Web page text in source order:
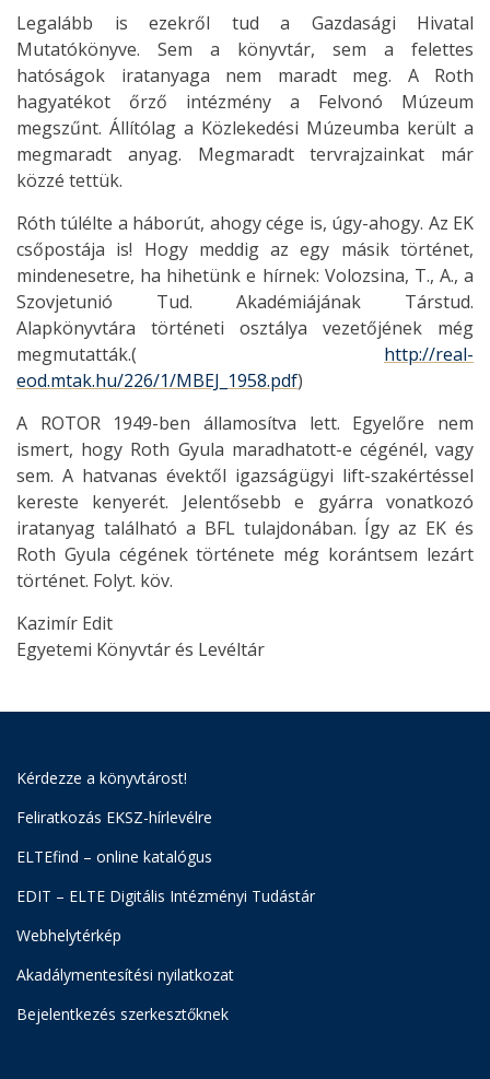
Legalább is ezekről tud a Gazdasági Hivatal
Mutatókönyve. Sem a könyvtár, sem a felettes
hatóságok iratanyaga nem maradt meg. A Roth
hagyatékot őrző intézmény a Felvonó Múzeum
megszűnt. Állítólag a Közlekedési Múzeumba került a
megmaradt anyag. Megmaradt tervrajzainkat már
közzé tettük.
Róth túlélte a háborút, ahogy cége is, úgy-ahogy. Az EK
csőpostája is! Hogy meddig az egy másik történet,
mindenesetre, ha hihetünk e hírnek: Volozsina, T., A., a
Szovjetunió Tud. Akadémiájának Társtud.
Alapkönyvtára történeti osztálya vezetőjének még
megmutatták.( http://real-
eod.mtak.hu/226/1/MBEJ_1958.pdf)
A ROTOR 1949-ben államosítva lett. Egyelőre nem
ismert, hogy Roth Gyula maradhatott-e cégénél, vagy
sem. A hatvanas évektől igazságügyi lift-szakértéssel
kereste kenyerét. Jelentősebb e gyárra vonatkozó
iratanyag található a BFL tulajdonában. Így az EK és
Roth Gyula cégének története még korántsem lezárt
történet. Folyt. köv.
Kazimír Edit
Egyetemi Könyvtár és Levéltár
Kérdezze a könyvtárost!
Feliratkozás EKSZ-hírlevélre
ELTEfind – online katalógus
EDIT – ELTE Digitális Intézményi Tudástár
Webhelytérkép
Akadálymentesítési nyilatkozat
Bejelentkezés szerkesztőknek